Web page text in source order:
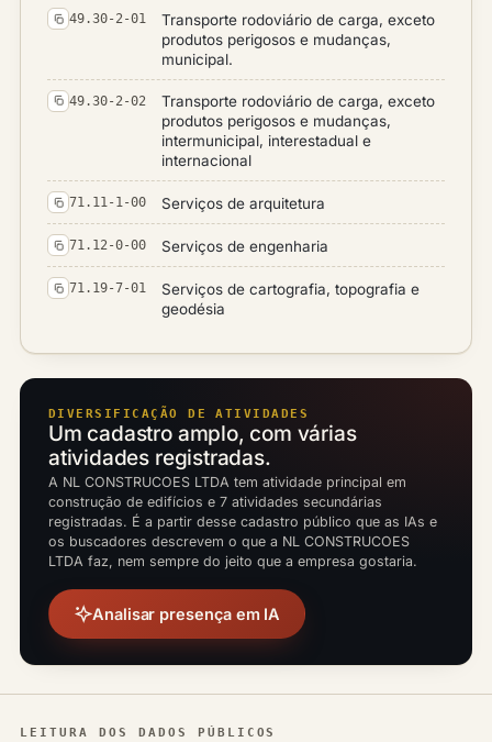
49.30-2-01
Transporte rodoviário de carga, exceto
produtos perigosos e mudanças,
municipal.
49.30-2-02
Transporte rodoviário de carga, exceto
produtos perigosos e mudanças,
intermunicipal, interestadual e
internacional
71.11-1-00 Serviços de arquitetura
71.12-0-00 Serviços de engenharia
71.19-7-01
Serviços de cartografia, topografia e
geodésia
DIVERSIFICAÇÃO DE ATIVIDADES
Um cadastro amplo, com várias
atividades registradas.
A NL CONSTRUCOES LTDA tem atividade principal em
construção de edifícios e 7 atividades secundárias
registradas. É a partir desse cadastro público que as IAs e
os buscadores descrevem o que a NL CONSTRUCOES
LTDA faz, nem sempre do jeito que a empresa gostaria.
Analisar presença em IA
LEITURA DOS DADOS PÚBLICOS